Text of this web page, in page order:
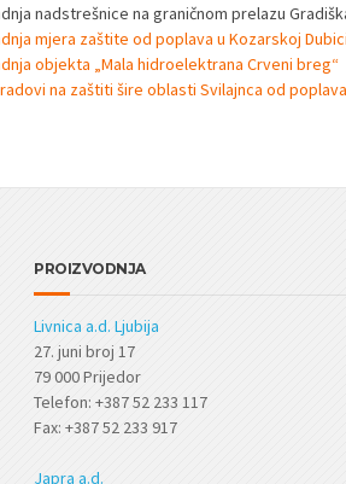
nadstrešnice na graničnom prelazu
mjera zaštite od poplava u Kozarskoj
objekta „Mala hidroelektrana Crveni breg“
na zaštiti šire oblasti Svilajnca od
PROIZVODNJA
Livnica a.d. Ljubija
27. juni broj 17
79 000 Prijedor
Telefon: +387 52 233 117
Fax: +387 52 233 917
Japra a.d.